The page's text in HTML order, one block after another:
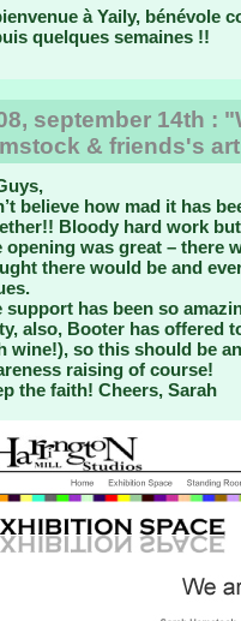
à Yaily, bénévole
quelques semaines !!
september 14th :
& friends's
believe how mad it has
Bloody hard work
opening was great – there
there would be and
support has been so
also, Booter has offered
wine!), so this should be
raising of course!
the faith! Cheers, Sarah